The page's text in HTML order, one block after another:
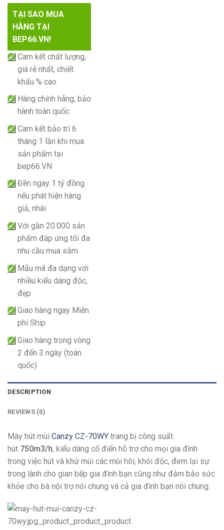
TẠI SAO MUA
HÀNG TẠI
BEP66.VN!
Cam kết chất lượng,
giá rẻ nhất, chiết
khấu % cao
Hàng chính hãng, bảo
hành toàn quốc
Cam kết bảo trì 6
tháng 1 lần khi mua
sản phẩm tại
bep66.VN
Đền ngay 1 tỷ đồng
nếu phát hiện hàng
giả, nhái
Với gần 20.000 sản
phẩm đáp ứng tối đa
nhu cầu mua sắm
Mẫu mã đa dạng với
nhiều kiểu dáng độc,
đẹp
Giao hàng ngay Miễn
phí Ship
Giao hàng trong vòng
2 đến 3 ngày (toàn
quốc)
DESCRIPTION
REVIEWS (0)
Máy hút mùi Canzy CZ-70WY trang bị công suất
hút 750m3/h, kiểu dáng cổ điển hỗ trợ cho mọi gia đình
trong việc hút và khử mùi các mùi hôi, khói độc, đem lại sự
trong lành cho gian bếp gia đình bạn cũng như đảm bảo sức
khỏe cho bà nội trợ nói chung và cả gia đình bạn nói chung.